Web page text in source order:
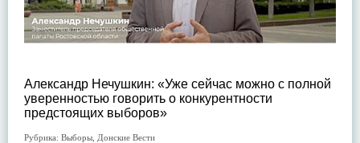
Александр Нечушкин: «Уже сейчас можно с полной
уверенностью говорить о конкурентности
предстоящих выборов»
Рубрика: Выборы Донские Вести